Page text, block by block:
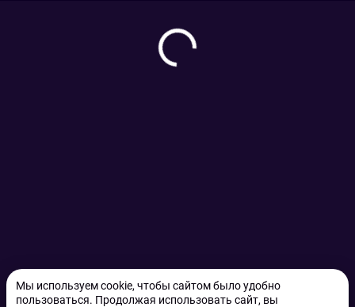
Мы используем cookie, чтобы сайтом было удобно
пользоваться. Продолжая использовать сайт, вы